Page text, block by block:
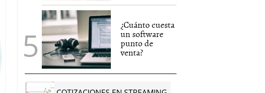
¿Cuánto cuesta
un software
punto de
venta?